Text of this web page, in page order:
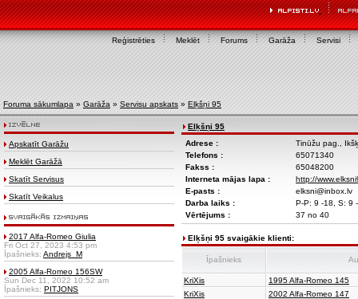
Reģistrēties Meklēt Forums Garāža Servisi
Foruma sākumlapa » Garāža » Servisu apskats » Elķšņi 95
Apskatīt Garāžu
Meklēt Garāžā
Skatīt Servisus
Skatīt Veikalus
2017 Alfa-Romeo Giulia
Fri Oct 27, 2023 4:53 pm
Īpašnieks: Andrejs_M
2005 Alfa-Romeo 156SW
Sun Dec 11, 2022 10:52 am
Īpašnieks: PITJONS
Elķšņi 95
Adrese :
Tinūžu pag.,
Telefons :
65071340
Fakss :
65048200
Interneta mājas lapa :
http://
E-pasts :
elksni@inbox.lv
Darba laiks :
P-P: 9 -18, S: 9
Vērtējums :
37 no 40
Elķšņi 95 svaigākie klienti:
Īpašnieks
KriXis
1995 Alfa-Romeo 145
KriXis
2002 Alfa-Romeo 147